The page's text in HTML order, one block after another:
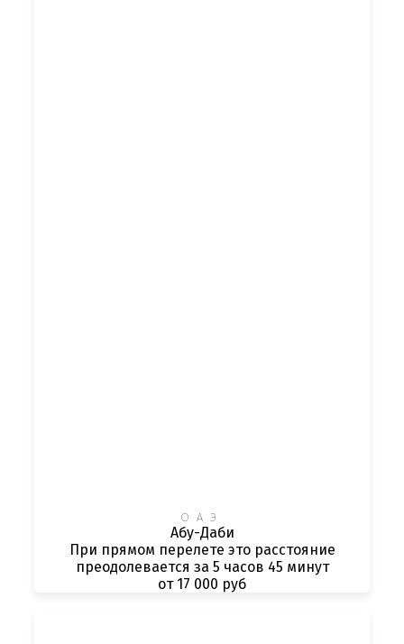
ОАЭ
Абу-Даби
При прямом перелете это расстояние
преодолевается за 5 часов 45 минут
от 17 000 руб